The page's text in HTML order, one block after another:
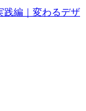
践編｜変わるデザ